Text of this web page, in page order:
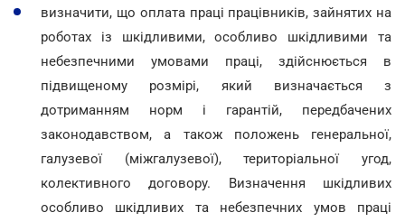
визначити, що оплата праці працівників, зайнятих на
роботах із шкідливими, особливо шкідливими та
небезпечними умовами праці, здійснюється в
підвищеному розмірі, який визначається з
дотриманням норм і гарантій, передбачених
законодавством, а також положень генеральної,
галузевої (міжгалузевої), територіальної угод,
колективного договору. Визначення шкідливих
особливо шкідливих та небезпечних умов праці